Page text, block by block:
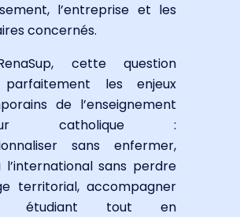
l’entreprise et les
concernés.
cette question
les enjeux
de l’enseignement
catholique :
sans enfermer,
sans perdre
territorial, accompagner
étudiant tout en